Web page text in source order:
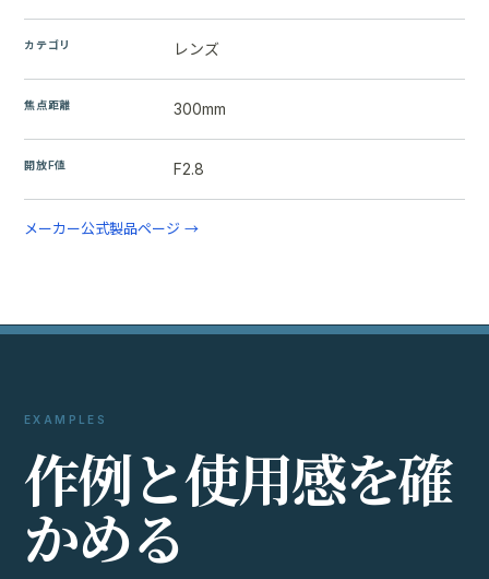
カテゴリ レンズ
焦点距離 300mm
開放F値 F2.8
メーカー公式製品ページ →
EXAMPLES
作例と使用感を確
かめる